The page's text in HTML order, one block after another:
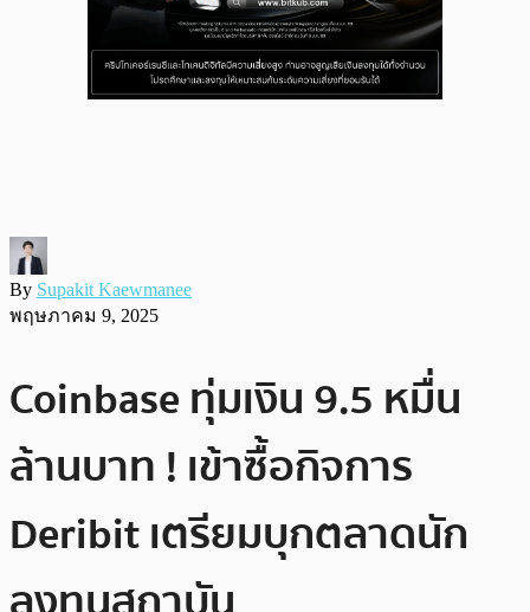
By Supakit Kaewmanee
พฤษภาคม 9, 2025
Coinbase ทุ่มเงิน 9.5 หมื่น
ล้านบาท ! เข้าซื้อกิจการ
Deribit เตรียมบุกตลาดนัก